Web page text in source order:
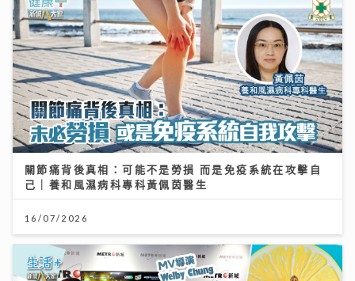
關節痛背後真相：可能不是勞損 而是免疫系統在攻擊自
己｜養和風濕病科專科黃佩茵醫生
16/07/2026